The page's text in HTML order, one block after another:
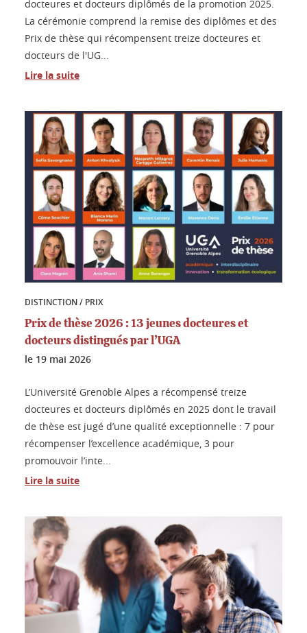
docteures et docteurs diplômés de la promotion 2025.
La cérémonie comprend la remise des diplômes et des
Prix de thèse qui récompensent treize docteures et
docteurs de l'UG...
Lire la suite
DISTINCTION / PRIX
Prix de thèse 2026 : 13 jeunes docteures et
docteurs distingués par l’UGA
le 19 mai 2026
L’Université Grenoble Alpes a récompensé treize
docteures et docteurs diplômés en 2025 dont le travail
de thèse est jugé d’une qualité exceptionnelle : 7 pour
récompenser l’excellence académique, 3 pour
promouvoir l’inte...
Lire la suite